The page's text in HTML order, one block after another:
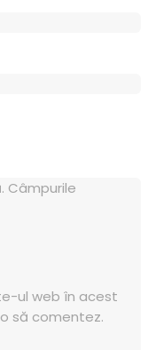
Câmpurile
ul web în acest
să comentez.